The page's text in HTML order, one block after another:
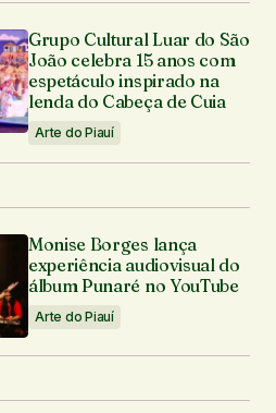
Grupo Cultural Luar do São
João celebra 15 anos com
espetáculo inspirado na
lenda do Cabeça de Cuia
Arte do Piauí
Monise Borges lança
experiência audiovisual do
álbum Punaré no YouTube
Arte do Piauí